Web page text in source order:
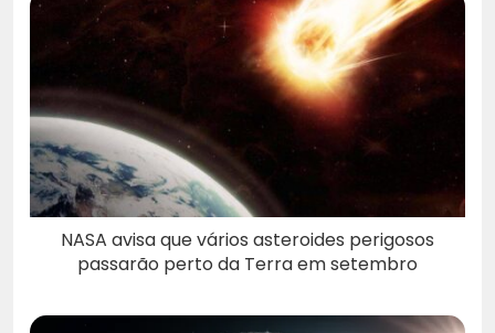
NASA avisa que vários asteroides perigosos
passarão perto da Terra em setembro